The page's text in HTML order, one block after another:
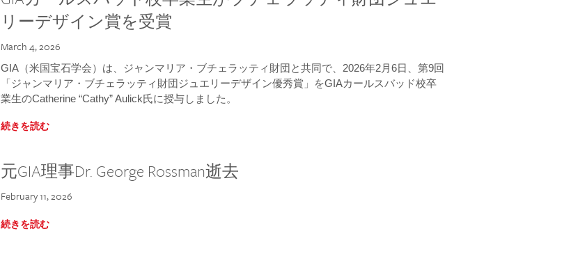
リーデザイン賞を受賞
March 4, 2026
GIA（米国宝石学会）は、ジャンマリア・ブチェラッティ財団と共同で、2026年2月6日、第9回
「ジャンマリア・ブチェラッティ財団ジュエリーデザイン優秀賞」をGIAカールスバッド校卒
業生のCatherine “Cathy” Aulick氏に授与しました。
続きを読む
元GIA理事Dr. George Rossman逝去
February 11, 2026
続きを読む